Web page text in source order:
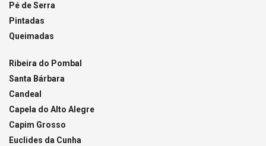
Pé de Serra
Pintadas
Queimadas
Ribeira do Pombal
Santa Bárbara
Candeal
Capela do Alto Alegre
Capim Grosso
Euclides da Cunha